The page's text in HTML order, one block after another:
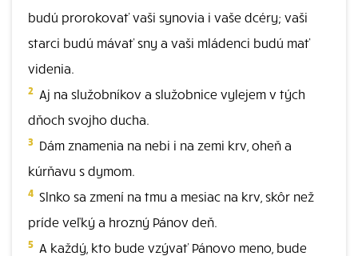
budú prorokovať vaši synovia i vaše dcéry; vaši
starci budú mávať sny a vaši mládenci budú mať
videnia.
2 Aj na služobníkov a služobnice vylejem v tých
dňoch svojho ducha.
3 Dám znamenia na nebi i na zemi krv, oheň a
kúrňavu s dymom.
4 Slnko sa zmení na tmu a mesiac na krv, skôr než
príde veľký a hrozný Pánov deň.
5 A každý, kto bude vzývať Pánovo meno, bude